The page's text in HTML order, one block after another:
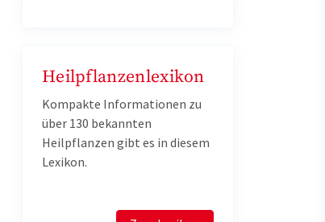
Heilpflanzenlexikon
Kompakte Informationen zu
über 130 bekannten
Heilpflanzen gibt es in diesem
Lexikon.